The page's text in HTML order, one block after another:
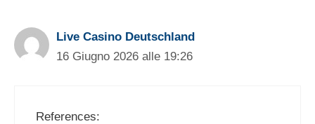
Live Casino Deutschland
16 Giugno 2026 alle 19:26
References: